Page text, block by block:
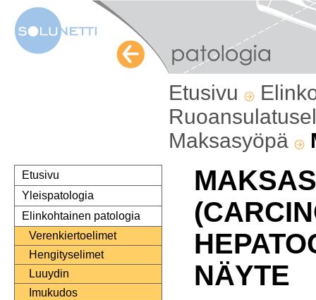
Etusivu
Maksasyöpä
Etusivu
Yleispatologia
Elinkohtainen patologia
Verenkiertoelimet
Hengityselimet
Luuydin
Imukudos
NÄYTE